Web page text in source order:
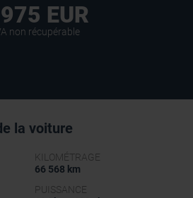
EUR
non récupérable
la voiture
KILOMÉTRAGE
66 568 km
PUISSANCE